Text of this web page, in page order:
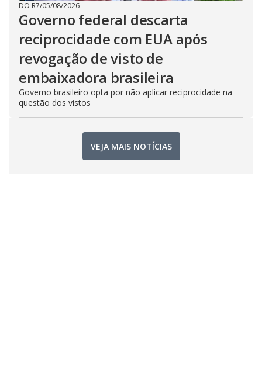
DO R7/05/08/2026
Governo federal descarta
reciprocidade com EUA após
revogação de visto de
embaixadora brasileira
Governo brasileiro opta por não aplicar reciprocidade na
questão dos vistos
VEJA MAIS NOTÍCIAS